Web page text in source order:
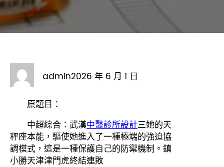
admin2026 年 6 月 1 日
原題目：
中超綜合：武漢中醫診所設計三她的天
秤座本能，驅使她進入了一種極端的強迫協
調模式，這是一種保護自己的防禦機制。鎮
小勝天津津門虎終結連敗